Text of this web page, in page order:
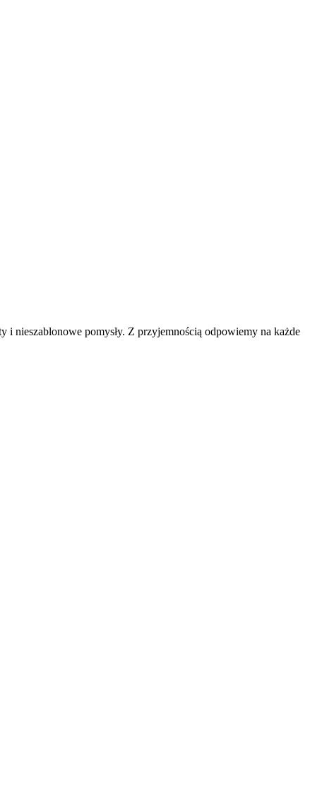
nieszablonowe pomysły. Z przyjemnością odpowiemy na każde